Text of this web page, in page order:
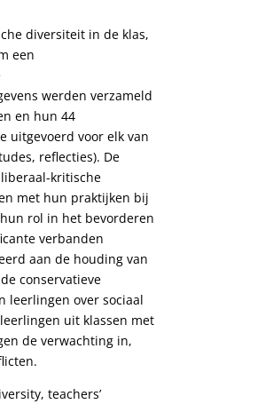
diversiteit in de klas,
een
werden verzameld
en hun 44
uitgevoerd voor elk van
reflecties). De
kritische
met hun praktijken bij
rol in het bevorderen
verbanden
aan de houding van
conservatieve
leerlingen over sociaal
uit klassen met
de verwachting in,
teachers’